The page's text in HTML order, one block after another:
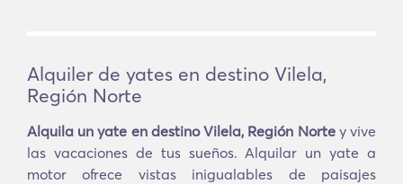
Alquiler de yates en destino Vilela,
Región Norte
Alquila un yate en destino Vilela, Región Nortey vive
las vacaciones de tus sueños. Alquilar un yate a
motor ofrece vistas inigualables de paisajes